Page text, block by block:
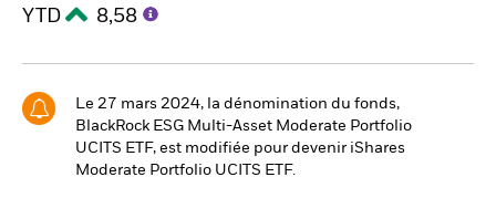
YTD 8,58
Le 27 mars 2024, la dénomination du fonds,
BlackRock ESG Multi-Asset Moderate Portfolio
UCITS ETF, est modifiée pour devenir iShares
Moderate Portfolio UCITS ETF.